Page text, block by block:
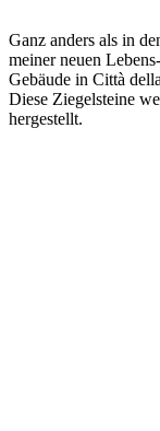
Ganz anders als in
meiner neuen
Gebäude in Città
Diese Ziegelsteine
hergestellt.